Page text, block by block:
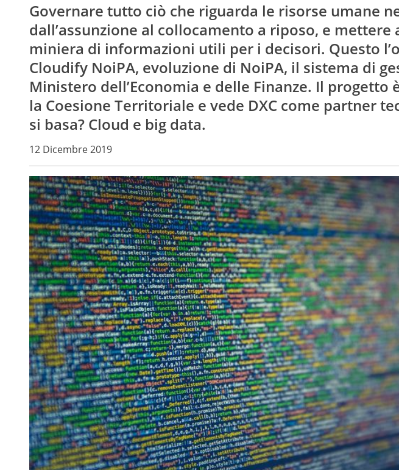
Governare tutto ciò che riguarda le risorse umane
dall’assunzione al collocamento a riposo, e mettere
miniera di informazioni utili per i decisori. Questo
Cloudify NoiPA, evoluzione di NoiPA, il sistema di
Ministero dell’Economia e delle Finanze. Il progetto
la Coesione Territoriale e vede DXC come partner
si basa? Cloud e big data.
12 Dicembre 2019